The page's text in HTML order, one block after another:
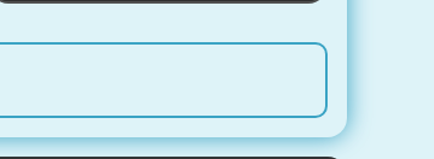
程卡片、课程合集与职业发展路径引
Vimeo、Kaiser 等），体现平台课程
质量被主流企业认可的可信度。页面